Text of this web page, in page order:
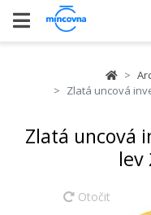
Zlatá uncová
Zlatá uncová
lev
Otočit